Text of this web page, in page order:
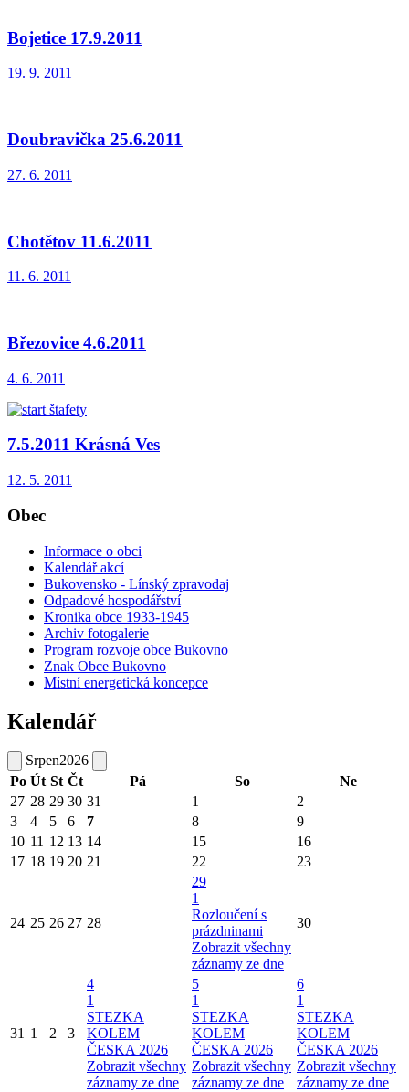
Bojetice 17.9.2011
19. 9. 2011
Doubravička 25.6.2011
27. 6. 2011
Chotětov 11.6.2011
11. 6. 2011
Březovice 4.6.2011
4. 6. 2011
7.5.2011 Krásná Ves
12. 5. 2011
Obec
Informace o obci
Kalendář akcí
Bukovensko - Línský zpravodaj
Odpadové hospodářství
Kronika obce 1933-1945
Archiv fotogalerie
Program rozvoje obce Bukovno
Znak Obce Bukovno
Místní energetická koncepce
Kalendář
Srpen2026
Po Út St Čt Pá So
Ne
27 28 29 30 31 1
2
3
4 5 6 7 8
9
10 11 12 13 14 15
16
17 18 19 20 21 22 23
24 25 26 27 28
29
1
Rozloučení s
prázdninami
Zobrazit všechny
záznamy ze dne
30
31 1 2 3
4
1
STEZKA
KOLEM
ČESKA 2026
Zobrazit všechny
záznamy ze dne
5
1
STEZKA
KOLEM
ČESKA 2026
Zobrazit všechny
záznamy ze dne
6
1
STEZKA
KOLEM
ČESKA 2026
Zobrazit všechny
záznamy ze dne